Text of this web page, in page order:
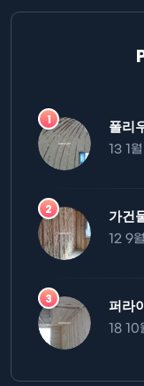
폴리
13 1
가건
12 9
퍼라
18